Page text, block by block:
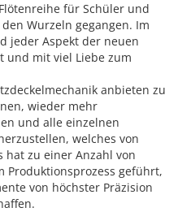
für Schüler und
Wurzeln gegangen. Im
jeder Aspekt der neuen
und mit viel Liebe zum
anbieten zu
wieder mehr
und alle einzelnen
welches von
hat zu einer Anzahl von
Produktionsprozess geführt,
von höchster Präzision